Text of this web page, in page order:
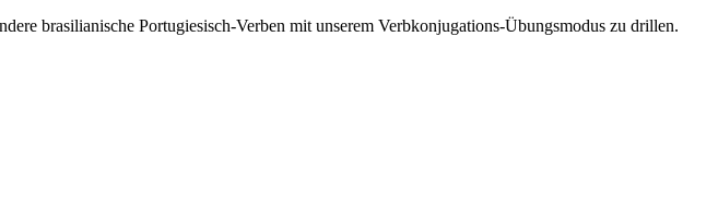
brasilianische Portugiesisch-Verben mit unserem Verbkonjugations-Übungsmodus zu drillen.